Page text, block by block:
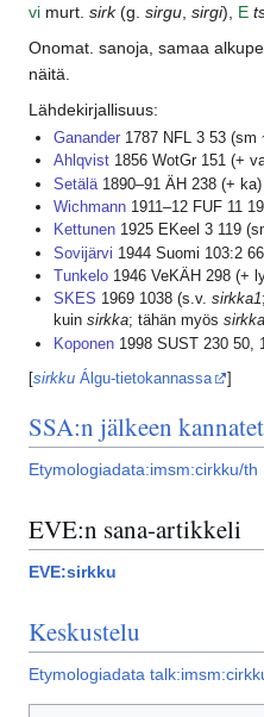
vi murt. sirk(g. sirgu sirgi), E
Onomat. sanoja, samaa
näitä.
Lähdekirjallisuus:
Ganander1787 NFL 3 53 (sm
Ahlqvist1856 WotGr 151 (+
Setälä1890–91 ÄH 238 (+ ka)
Wichmann1911–12 FUF 11
Kettunen1925 EKeel 3 119
Sovijärvi 1944 Suomi 103:2
Tunkelo1946 VeKÄH 298 (+
SKES 1969 1038 (s.v. sirkka1
kuin sirkka; tähän myös
Koponen1998 SUST 230 50,
[sirkku Álgu-tietokannassa ]
SSA:n jälkeen
Etymologiadata:imsm:cirkku/th
EVE:n sana-artikkeli
EVE:sirkku
Keskustelu
Etymologiadata